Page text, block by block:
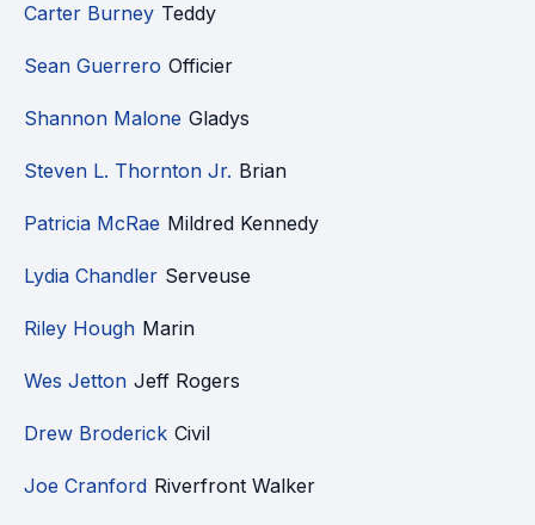
Carter Burney Teddy
Sean Guerrero Officier
Shannon Malone Gladys
Steven L. Thornton Jr. Brian
Patricia McRae Mildred Kennedy
Lydia Chandler Serveuse
Riley Hough Marin
Wes Jetton Jeff Rogers
Drew Broderick Civil
Joe Cranford Riverfront Walker